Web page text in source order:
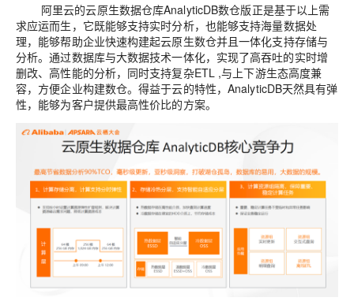
阿里云的云原生数据仓库AnalyticDB数仓版正是基于以上需
求应运而生，它既能够支持实时分析，也能够支持海量数据处
理， 能够帮助企业快速构建起云原生数仓并且一体化支持存储与
分析。通过数据库与大数据技术一体化，实现了高吞吐的实时增
删改、高性能的分析， 同时支持复杂ETL ,与上下游生态高度兼
容，方便企业构建数仓。得益于云的特性，AnalyticDB天然具有弹
性，能够为客户提供最高性价比的方案。